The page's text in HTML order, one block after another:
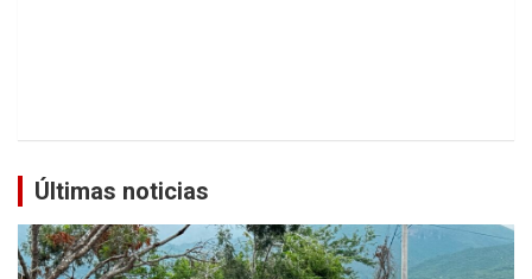
Últimas noticias